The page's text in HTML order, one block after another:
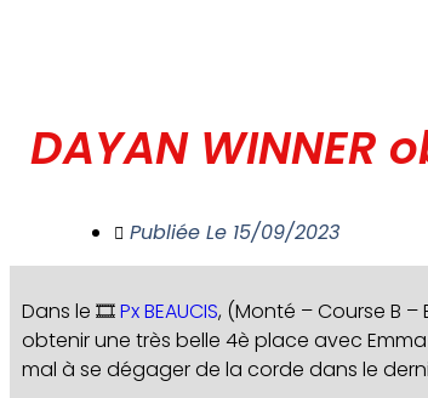
DAYAN
Publiée Le 15/09/2023
Dans le 🎞️Px BEAUCIS, (Monté – Course B –
obtenir une très belle 4è place avec Emma
mal à se dégager de la corde dans le